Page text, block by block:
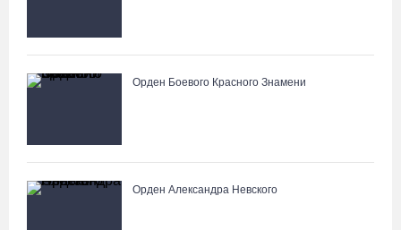
Орден Боевого Красного Знамени
Орден Александра Невского